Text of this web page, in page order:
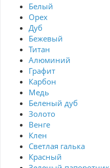
Белый
Орех
Дуб
Бежевый
Титан
Алюминий
Графит
Карбон
Медь
Беленый дуб
Золото
Венге
Клен
Светлая галька
Красный